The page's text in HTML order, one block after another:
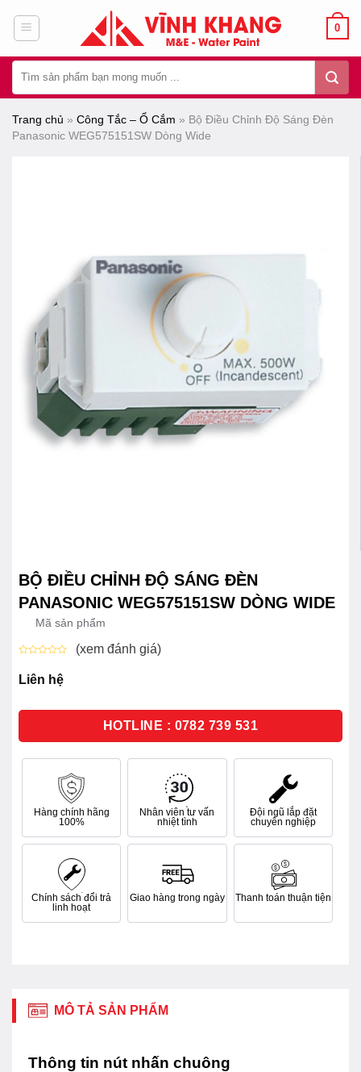
dung
0
kiếm:
Trang chủ » Công Tắc – Ổ Cắm » Bộ Điều Chỉnh Độ Sáng Đèn
Panasonic WEG575151SW Dòng Wide
BỘ ĐIỀU CHỈNH ĐỘ SÁNG ĐÈN
PANASONIC WEG575151SW DÒNG WIDE
Mã sản phẩm
xếp
hạng
sao
(xem đánh giá)
Liên hệ
HOTLINE : 0782 739 531
Hàng chính hãng
100%
Nhân viên tư vấn
nhiệt tình
Đội ngũ lắp đặt
chuyên nghiệp
Chính sách đổi trả
linh hoạt
Giao hàng trong ngày Thanh toán thuận tiện
MÔ TẢ SẢN PHẨM
Thông tin nút nhấn chuông